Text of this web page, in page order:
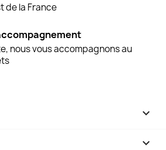
de la France
nous vous accompagnons au

